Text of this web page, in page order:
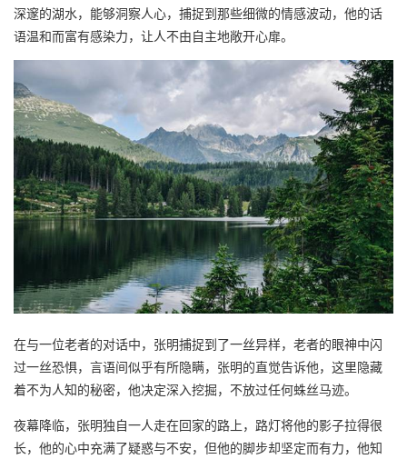
深邃的湖水，能够洞察人心，捕捉到那些细微的情感波动，他的话
语温和而富有感染力，让人不由自主地敞开心扉。
在与一位老者的对话中，张明捕捉到了一丝异样，老者的眼神中闪
过一丝恐惧，言语间似乎有所隐瞒，张明的直觉告诉他，这里隐藏
着不为人知的秘密，他决定深入挖掘，不放过任何蛛丝马迹。
夜幕降临，张明独自一人走在回家的路上，路灯将他的影子拉得很
长，他的心中充满了疑惑与不安，但他的脚步却坚定而有力，他知